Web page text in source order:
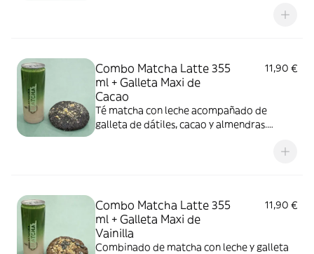
Combo Matcha Latte 355
ml + Galleta Maxi de
Cacao
11,90 €
Té matcha con leche acompañado de
galleta de dátiles, cacao y almendras.
Combo Matcha Latte 355
ml + Galleta Maxi de
Vainilla
11,90 €
Combinado de matcha con leche y galleta